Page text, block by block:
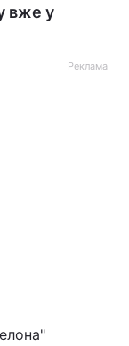
вже у
Реклама